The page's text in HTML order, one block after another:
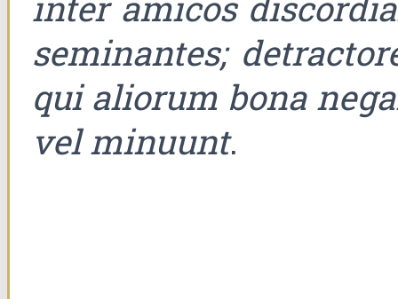
seminantes;
qui aliorum bona
vel minuunt.